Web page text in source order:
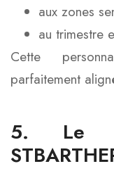
aux zones
au trimestre
Cette
parfaitement
5. Le